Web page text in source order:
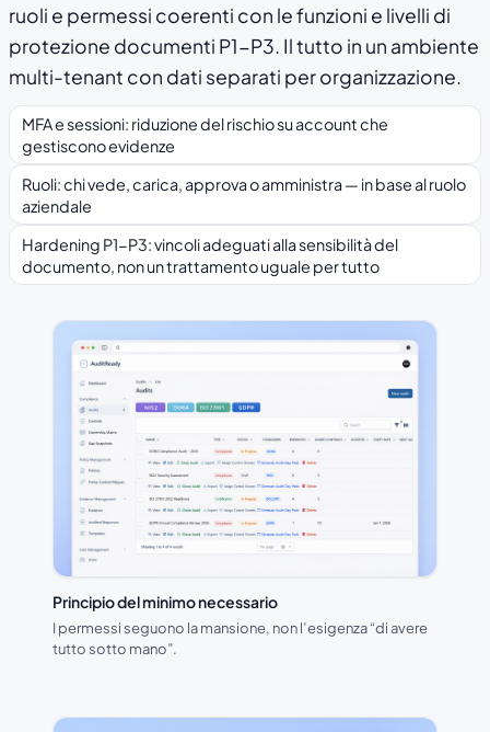
ruoli e permessi coerenti con le funzioni e livelli di
protezione documenti P1-P3. Il tutto in un ambiente
multi-tenant con dati separati per organizzazione.
MFA e sessioni: riduzione del rischio su account che
gestiscono evidenze
Ruoli: chi vede, carica, approva o amministra — in base al ruolo
aziendale
Hardening P1-P3: vincoli adeguati alla sensibilità del
documento, non un trattamento uguale per tutto
Principio del minimo necessario
I permessi seguono la mansione, non l’esigenza “di avere
tutto sotto mano”.